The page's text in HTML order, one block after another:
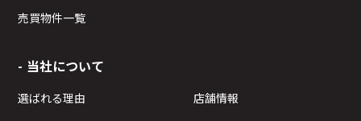
売買物件一覧
当社について
選ばれる理由
店舗情報